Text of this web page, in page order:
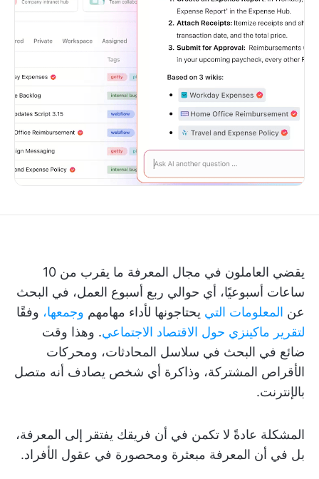
يقضي العاملون في مجال المعرفة ما يقرب من 10
ساعات أسبوعيًا، أي حوالي ربع أسبوع العمل، في البحث
عن المعلومات التي يحتاجونها لأداء مهامهم وجمعها، وفقًا
لتقرير ماكينزي حول الاقتصاد الاجتماعي. وهذا وقت
ضائع في البحث في سلاسل المحادثات، ومحركات
الأقراص المشتركة، وذاكرة أي شخص يصادف أنه متصل
بالإنترنت.
المشكلة عادةً لا تكمن في أن فريقك يفتقر إلى المعرفة،
بل في أن المعرفة مبعثرة ومحصورة في عقول الأفراد.